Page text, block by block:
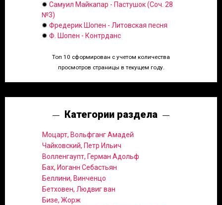
✹ Самуил Майкапар - Пастушок (Соч. 28
№3)
✹ Фредерик Шопен - Литовская песня
✹ Ф. Шопен - Контрданс
Топ 10 сформирован с учетом количества
просмотров страницы в текущем году.
Категории раздела
Моцарт, Вольфганг Амадей
Чайковский, Петр Ильич
Волленгаупт, Герман Адольф
Бах, Иоганн Себастьян
Беллини, Винченцо
Бетховен, Людвиг ван
Бизе, Жорж